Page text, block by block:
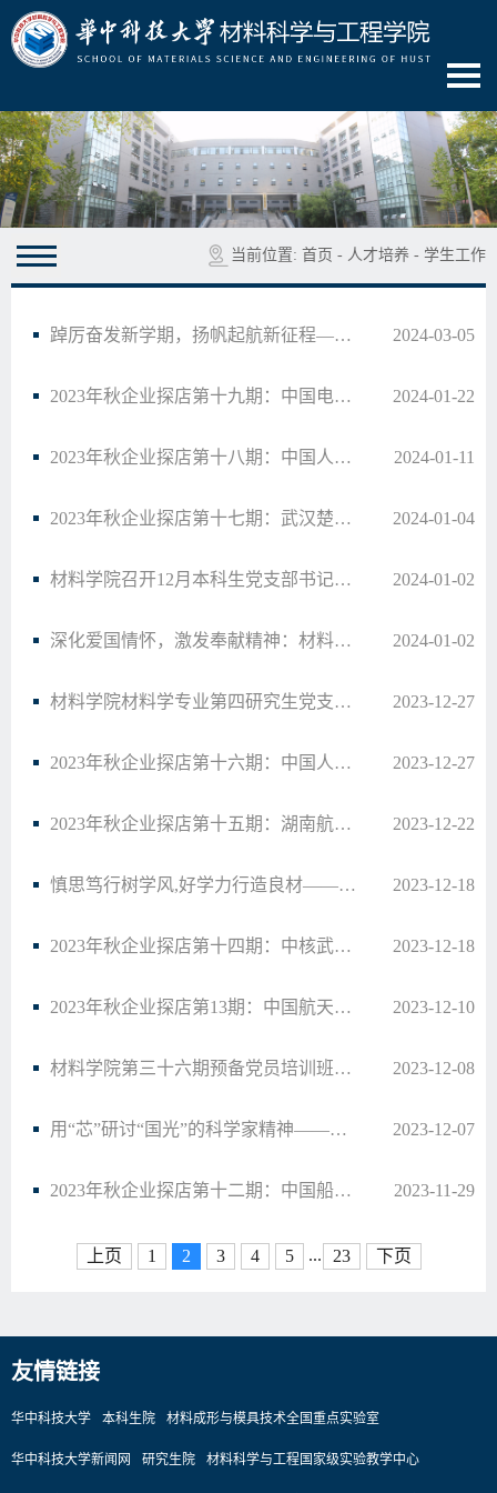
当前位置: 首页 - 人才培养 - 学生工作
踔厉奋发新学期，扬帆起航新征程——材料学院2022级本科生学风建设专题年级大会顺利召开 2024-03-05
2023年秋企业探店第十九期：中国电子科技集团公司第二十七研究所 2024-01-22
2023年秋企业探店第十八期：中国人民解放军第五七二零工厂 2024-01-11
2023年秋企业探店第十七期：武汉楚兴技术有限公司 2024-01-04
材料学院召开12月本科生党支部书记例会 2024-01-02
深化爱国情怀，激发奉献精神：材料学院党员集体观影《单声》 2024-01-02
材料学院材料学专业第四研究生党支部开展“再回首，展未来”主题党日活动 2023-12-27
2023年秋企业探店第十六期：中国人民解放军第五七一三工厂 2023-12-27
2023年秋企业探店第十五期：湖南航天机电设备与特种材料研究所 2023-12-22
慎思笃行树学风,好学力行造良材——材料学院2023级12月年级大会 2023-12-18
2023年秋企业探店第十四期：中核武汉核电运行技术股份有限公司 2023-12-18
2023年秋企业探店第13期：中国航天三江集团有限公司 2023-12-10
材料学院第三十六期预备党员培训班微党课结课展示顺利开展 2023-12-08
用“芯”研讨“国光”的科学家精神——我院电封2201班参观武汉国家光电研究中心 2023-12-07
2023年秋企业探店第十二期：中国船舶重工集团公司第七一二研究所 2023-11-29
上页 1 2 3 4 5 ... 23 下页
友情链接
华中科技大学 本科生院 材料成形与模具技术全国重点实验室
华中科技大学新闻网 研究生院 材料科学与工程国家级实验教学中心